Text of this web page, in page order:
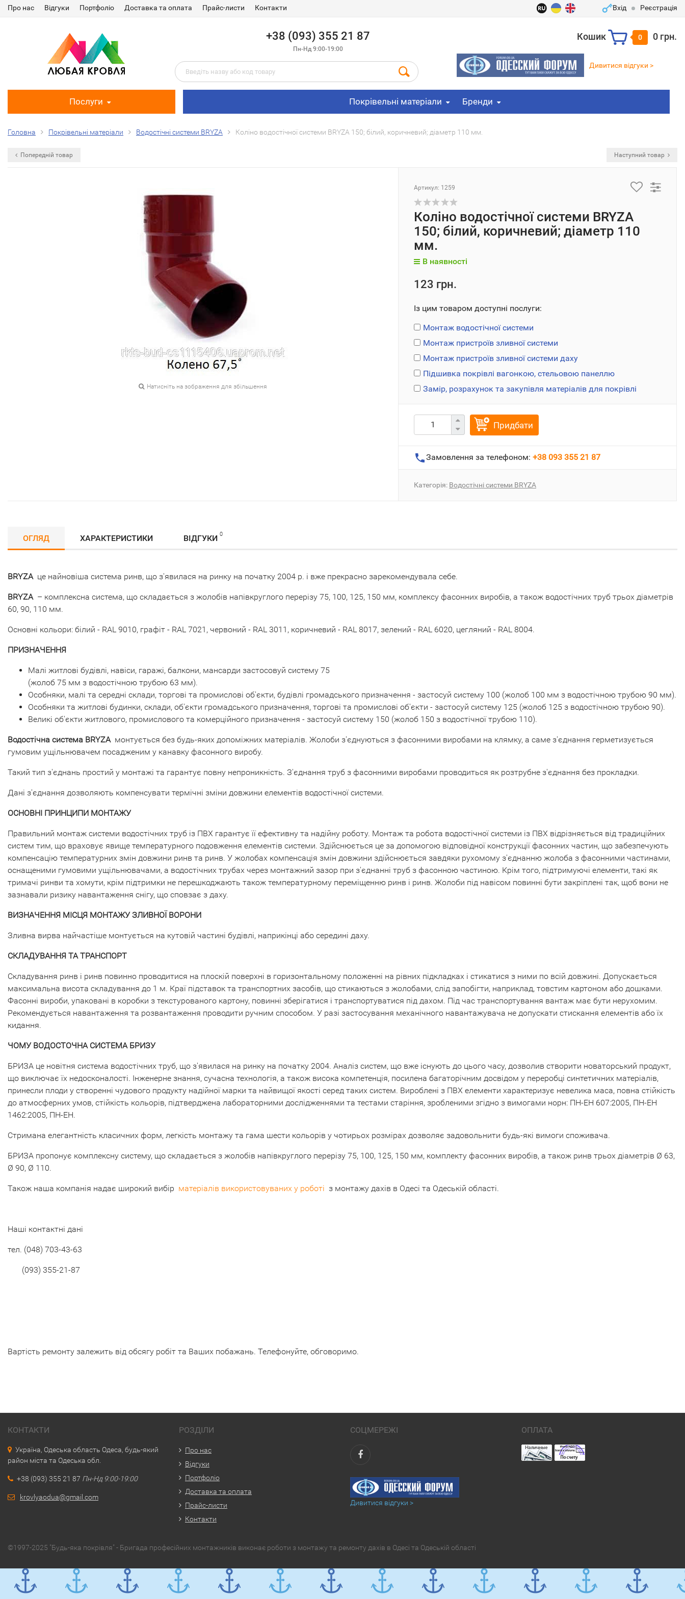
Про нас Відгуки Портфоліо Доставка та оплата Прайс-листи Контакти Вхід Реєстрація
+38 (093) 355 21 87
Пн-Нд 9:00-19:00
Кошик 0 0 грн.
Дивитися відгуки >
Послуги Покрівельні матеріали Бренди
Головна Покрівельні матеріали Водостічні системи BRYZA Коліно водостічної системи BRYZA 150; білий, коричневий; діаметр 110 мм.
Попередній товар Наступний товар
Натисніть на зображення для збільшення
Артикул: 1259
Коліно водостічної системи BRYZA
150; білий, коричневий; діаметр 110
мм.
В наявності
123 грн.
Із цим товаром доступні послуги:
Монтаж водостічної системи
Монтаж пристроїв зливної системи
Монтаж пристроїв зливної системи даху
Підшивка покрівлі вагонкою, стельовою панеллю
Замір, розрахунок та закупівля матеріалів для покрівлі
Придбати
Замовлення за телефоном: +38 093 355 21 87
Категорія: Водостічні системи BRYZA
ОГЛЯД ХАРАКТЕРИСТИКИ ВІДГУКИ 0
BRYZA це найновіша система ринв, що з'явилася на ринку на початку 2004 р. і вже прекрасно зарекомендувала себе.
BRYZA – комплексна система, що складається з жолобів напівкруглого перерізу 75, 100, 125, 150 мм, комплексу фасонних виробів, а також водостічних труб трьох діаметрів
60, 90, 110 мм.
Основні кольори: білий - RAL 9010, графіт - RAL 7021, червоний - RAL 3011, коричневий - RAL 8017, зелений - RAL 6020, цегляний - RAL 8004.
ПРИЗНАЧЕННЯ
Малі житлові будівлі, навіси, гаражі, балкони, мансарди застосовуй систему 75
(жолоб 75 мм з водостічною трубою 63 мм).
Особняки, малі та середні склади, торгові та промислові об'єкти, будівлі громадського призначення - застосуй систему 100 (жолоб 100 мм з водостічною трубою 90 мм).
Особняки та житлові будинки, склади, об'єкти громадського призначення, торгові та промислові об'єкти - застосуй систему 125 (жолоб 125 з водостічною трубою 90).
Великі об'єкти житлового, промислового та комерційного призначення - застосуй систему 150 (жолоб 150 з водостічної трубою 110).
Водостічна система BRYZA монтується без будь-яких допоміжних матеріалів. Жолоби з'єднуються з фасонними виробами на клямку, а саме з'єднання герметизується
гумовим ущільнювачем посадженим у канавку фасонного виробу.
Такий тип з'єднань простий у монтажі та гарантує повну непроникність. З'єднання труб з фасонними виробами проводиться як розтрубне з'єднання без прокладки.
Дані з'єднання дозволяють компенсувати термічні зміни довжини елементів водостічної системи.
ОСНОВНІ ПРИНЦИПИ МОНТАЖУ
Правильний монтаж системи водостічних труб із ПВХ гарантує її ефективну та надійну роботу. Монтаж та робота водостічної системи із ПВХ відрізняється від традиційних
систем тим, що враховує явище температурного подовження елементів системи. Здійснюється це за допомогою відповідної конструкції фасонних частин, що забезпечують
компенсацію температурних змін довжини ринв та ринв. У жолобах компенсація змін довжини здійснюється завдяки рухомому з'єднанню жолоба з фасонними частинами,
оснащеними гумовими ущільнювачами, а водостічних трубах через монтажний зазор при з'єднанні труб з фасонною частиною. Крім того, підтримуючі елементи, такі як
тримачі ринви та хомути, крім підтримки не перешкоджають також температурному переміщенню ринв і ринв. Жолоби під навісом повинні бути закріплені так, щоб вони не
зазнавали ризику навантаження снігу, що сповзає з даху.
ВИЗНАЧЕННЯ МІСЦЯ МОНТАЖУ ЗЛИВНОЇ ВОРОНИ
Зливна вирва найчастіше монтується на кутовій частині будівлі, наприкінці або середині даху.
СКЛАДУВАННЯ ТА ТРАНСПОРТ
Складування ринв і ринв повинно проводитися на плоскій поверхні в горизонтальному положенні на рівних підкладках і стикатися з ними по всій довжині. Допускається
максимальна висота складування до 1 м. Краї підставок та транспортних засобів, що стикаються з жолобами, слід запобігти, наприклад, товстим картоном або дошками.
Фасонні вироби, упаковані в коробки з текстурованого картону, повинні зберігатися і транспортуватися під дахом. Під час транспортування вантаж має бути нерухомим.
Рекомендується навантаження та розвантаження проводити ручним способом. У разі застосування механічного навантажувача не допускати стискання елементів або їх
кидання.
ЧОМУ ВОДОСТОЧНА СИСТЕМА БРИЗУ
БРИЗА це новітня система водостічних труб, що з'явилася на ринку на початку 2004. Аналіз систем, що вже існують до цього часу, дозволив створити новаторський продукт,
що виключає їх недосконалості. Інженерне знання, сучасна технологія, а також висока компетенція, посилена багаторічним досвідом у переробці синтетичних матеріалів,
принесли плоди у створенні чудового продукту надійної марки та найвищої якості серед таких систем. Вироблені з ПВХ елементи характеризує невелика маса, повна стійкість
до атмосферних умов, стійкість кольорів, підтверджена лабораторними дослідженнями та тестами старіння, зробленими згідно з вимогами норн: ПН-ЕН 607:2005, ПН-ЕН
1462:2005, ПН-ЕН.
Стримана елегантність класичних форм, легкість монтажу та гама шести кольорів у чотирьох розмірах дозволяє задовольнити будь-які вимоги споживача.
БРИЗА пропонує комплексну систему, що складається з жолобів напівкруглого перерізу 75, 100, 125, 150 мм, комплекту фасонних виробів, а також ринв трьох діаметрів Ø 63,
Ø 90, Ø 110.
Також наша компанія надає широкий вибір матеріалів використовуваних у роботі з монтажу дахів в Одесі та Одеській області.
Наші контактні дані
тел. (048) 703-43-63
(093) 355-21-87
Вартість ремонту залежить від обсягу робіт та Ваших побажань. Телефонуйте, обговоримо.
КОНТАКТИ
Україна, Одеська область Одеса, будь-який
район міста та Одеська обл.
+38 (093) 355 21 87 Пн-Нд 9:00-19:00
krovlyaodua@gmail.com
РОЗДІЛИ
Про нас
Відгуки
Портфоліо
Доставка та оплата
Прайс-листи
Контакти
СОЦМЕРЕЖІ
Дивитися відгуки >
ОПЛАТА
©1997-2025 "Будь-яка покрівля" - Бригада професійних монтажників виконає роботи з монтажу та ремонту дахів в Одесі та Одеській області